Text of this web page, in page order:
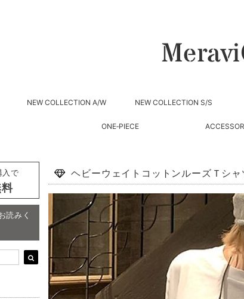
NEW COLLECTION A/W NEW COLLECTION S/S
ONE‐PIECE
で
読みく
ヘビーウェイトコットンルーズＴシャ